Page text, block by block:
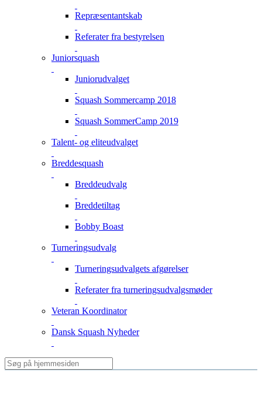
Repræsentantskab
Referater fra bestyrelsen
Juniorsquash
Juniorudvalget
Squash Sommercamp 2018
Squash SommerCamp 2019
Talent- og eliteudvalget
Breddesquash
Breddeudvalg
Breddetiltag
Bobby Boast
Turneringsudvalg
Turneringsudvalgets afgørelser
Referater fra turneringsudvalgsmøder
Veteran Koordinator
Dansk Squash Nyheder